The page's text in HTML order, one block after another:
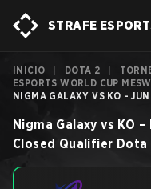
STRAFE
INICIO DOTA 2
ESPORTS WORLD CUP
NIGMA GALAXY VS KO -
Nigma Galaxy vs KO –
Closed Qualifier Dota